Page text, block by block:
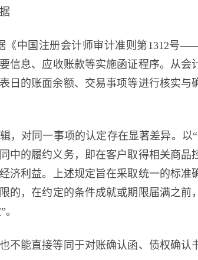
《中国注册会计师审计准则第1312号
息、应收账款等实施函证程序。从会
的账面余额、交易事项等进行核实与
，对同一事项的认定存在显著差异。以
的履约义务，即在客户取得相关商品
济利益。上述规定旨在采取统一的标准
的，在约定的条件成就或期限届满之前
不能直接等同于对账确认函、债权确认